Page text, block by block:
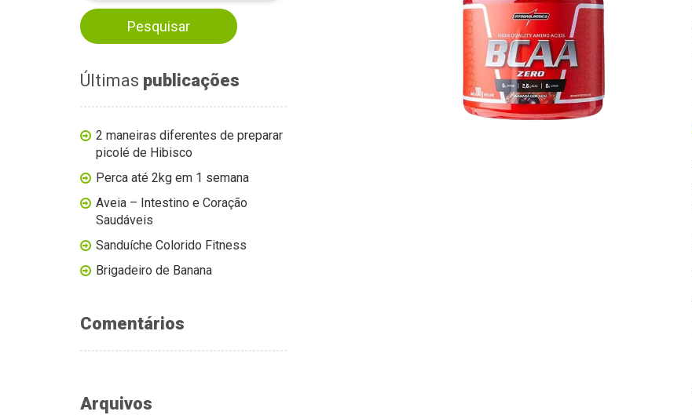
Últimas publicações
2 maneiras diferentes de preparar
picolé de Hibisco
Perca até 2kg em 1 semana
Aveia – Intestino e Coração
Saudáveis
Sanduíche Colorido Fitness
Brigadeiro de Banana
Comentários
Arquivos